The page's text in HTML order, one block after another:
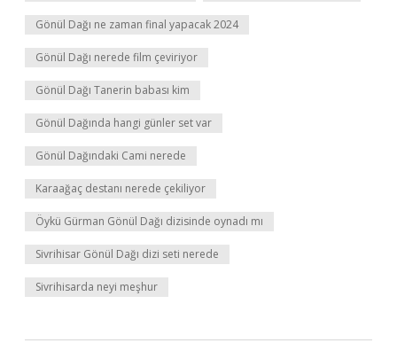
Gönül Dağı ne zaman final yapacak 2024
Gönül Dağı nerede film çeviriyor
Gönül Dağı Tanerin babası kim
Gönül Dağında hangi günler set var
Gönül Dağındaki Cami nerede
Karaağaç destanı nerede çekiliyor
Öykü Gürman Gönül Dağı dizisinde oynadı mı
Sivrihisar Gönül Dağı dizi seti nerede
Sivrihisarda neyi meşhur